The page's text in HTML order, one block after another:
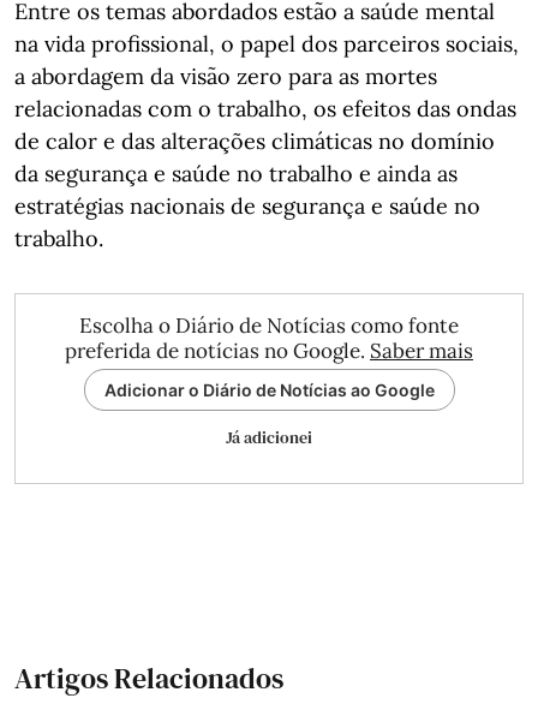
Entre os temas abordados estão a saúde mental
na vida profissional, o papel dos parceiros sociais,
a abordagem da visão zero para as mortes
relacionadas com o trabalho, os efeitos das ondas
de calor e das alterações climáticas no domínio
da segurança e saúde no trabalho e ainda as
estratégias nacionais de segurança e saúde no
trabalho.
Escolha o Diário de Notícias como fonte
preferida de notícias no Google. Saber mais
Adicionar o Diário de Notícias ao Google
Já adicionei
Artigos Relacionados